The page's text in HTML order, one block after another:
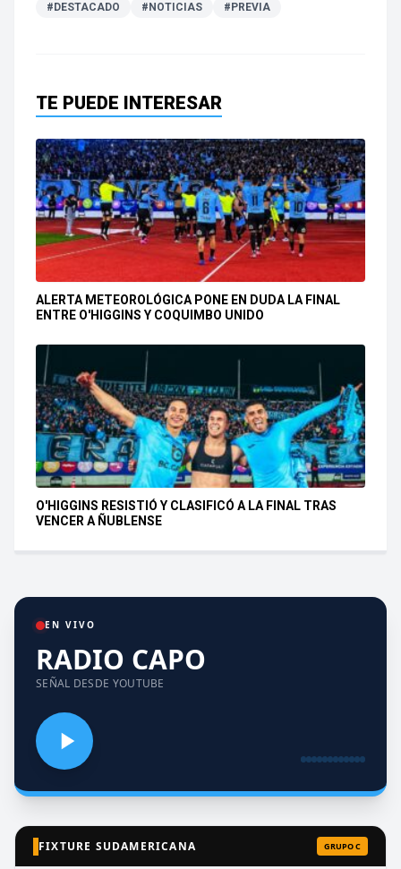
#DESTACADO
#NOTICIAS #PREVIA
TE PUEDE INTERESAR
ALERTA METEOROLÓGICA PONE EN DUDA LA FINAL
ENTRE O'HIGGINS Y COQUIMBO UNIDO
O'HIGGINS RESISTIÓ Y CLASIFICÓ A LA FINAL TRAS
VENCER A ÑUBLENSE
EN VIVO
RADIO CAPO
SEÑAL DESDE YOUTUBE
FIXTURE SUDAMERICANA GRUPO C